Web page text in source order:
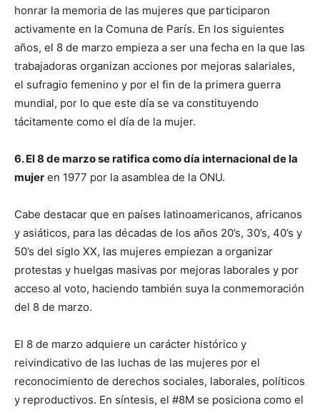
honrar la memoria de las mujeres que participaron
activamente en la Comuna de París. En los siguientes
años, el 8 de marzo empieza a ser una fecha en la que las
trabajadoras organizan acciones por mejoras salariales,
el sufragio femenino y por el fin de la primera guerra
mundial, por lo que este día se va constituyendo
tácitamente como el día de la mujer.
6. El 8 de marzo se ratifica como día internacional de la
mujer en 1977 por la asamblea de la ONU.
Cabe destacar que en países latinoamericanos, africanos
y asiáticos, para las décadas de los años 20’s, 30’s, 40’s y
50’s del siglo XX, las mujeres empiezan a organizar
protestas y huelgas masivas por mejoras laborales y por
acceso al voto, haciendo también suya la conmemoración
del 8 de marzo.
El 8 de marzo adquiere un carácter histórico y
reivindicativo de las luchas de las mujeres por el
reconocimiento de derechos sociales, laborales, políticos
y reproductivos. En síntesis, el #8M se posiciona como el